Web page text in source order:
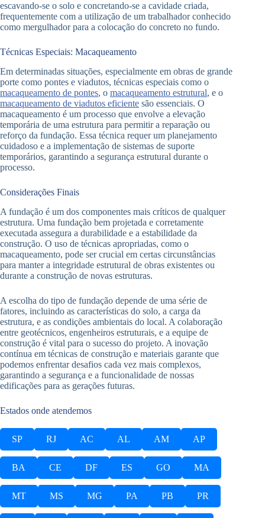
escavando-se o solo e concretando-se a cavidade criada,
frequentemente com a utilização de um trabalhador conhecido
como mergulhador para a colocação do concreto no fundo.
Técnicas Especiais: Macaqueamento
Em determinadas situações, especialmente em obras de grande
porte como pontes e viadutos, técnicas especiais como o
macaqueamento de pontes, o macaqueamento estrutural, e o
macaqueamento de viadutos eficiente são essenciais. O
macaqueamento é um processo que envolve a elevação
temporária de uma estrutura para permitir a reparação ou
reforço da fundação. Essa técnica requer um planejamento
cuidadoso e a implementação de sistemas de suporte
temporários, garantindo a segurança estrutural durante o
processo.
Considerações Finais
A fundação é um dos componentes mais críticos de qualquer
estrutura. Uma fundação bem projetada e corretamente
executada assegura a durabilidade e a estabilidade da
construção. O uso de técnicas apropriadas, como o
macaqueamento, pode ser crucial em certas circunstâncias
para manter a integridade estrutural de obras existentes ou
durante a construção de novas estruturas.
A escolha do tipo de fundação depende de uma série de
fatores, incluindo as características do solo, a carga da
estrutura, e as condições ambientais do local. A colaboração
entre geotécnicos, engenheiros estruturais, e a equipe de
construção é vital para o sucesso do projeto. A inovação
contínua em técnicas de construção e materiais garante que
podemos enfrentar desafios cada vez mais complexos,
garantindo a segurança e a funcionalidade de nossas
edificações para as gerações futuras.
Estados onde atendemos
SP RJ AC AL AM AP
BA CE DF ES GO MA
MT MS MG PA PB PR